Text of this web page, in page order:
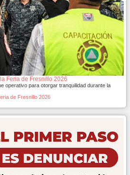
Feria de Fresnillo 2026
operativo para otorgar tranquilidad durante la
de Fresnillo 2026